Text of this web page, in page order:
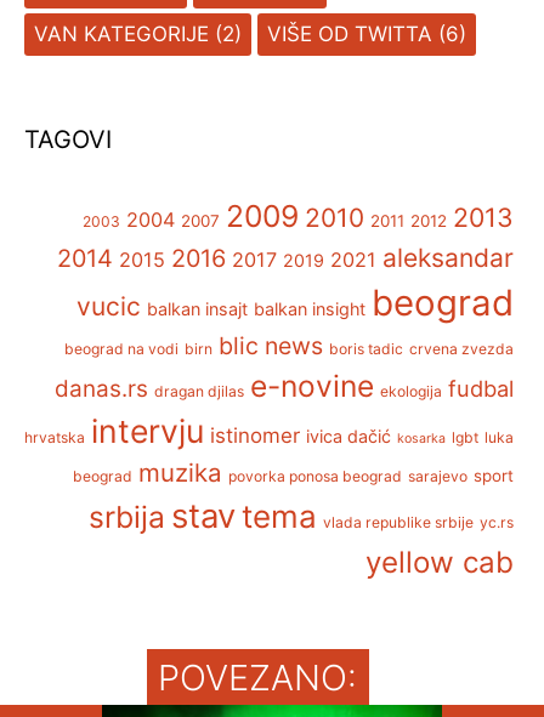
VAN KATEGORIJE (2) VIŠE OD TWITTA (6)
TAGOVI
2003 2004 2007 2009 2010 2011 2012 2013
2014 2015 2016 2017 2019 2021 aleksandar
vucic balkan insajt balkan insight beograd
beograd na vodi birn blic news boris tadic crvena zvezda
danas.rs dragan djilas e-novine ekologija fudbal
hrvatska intervju istinomer ivica dačić kosarka lgbt luka
beograd muzika povorka ponosa beograd sarajevo sport
srbija stavtema vlada republike srbije yc.rs
yellow cab
POVEZANO: